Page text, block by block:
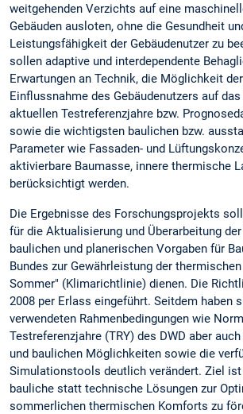
weitgehenden Verzichts auf eine
Gebäuden ausloten, ohne die Gesundheit
Leistungsfähigkeit der Gebäudenutzer zu
sollen adaptive und interdependente
Erwartungen an Technik, die Möglichkeit
Einflussnahme des Gebäudenutzers auf
aktuellen Testreferenzjahre bzw.
sowie die wichtigsten baulichen bzw.
Parameter wie Fassaden- und
aktivierbare Baumasse, innere thermische
berücksichtigt werden.
Die Ergebnisse des Forschungsprojekts
für die Aktualisierung und Überarbeitung
baulichen und planerischen Vorgaben für
Bundes zur Gewährleistung der
Sommer" (Klimarichtlinie) dienen. Die
2008 per Erlass eingeführt. Seitdem haben
verwendeten Rahmenbedingungen wie
Testreferenzjahre (TRY) des DWD aber
und baulichen Möglichkeiten sowie die
Simulationstools deutlich verändert. Ziel
bauliche statt technische Lösungen zur
sommerlichen thermischen Komforts zu